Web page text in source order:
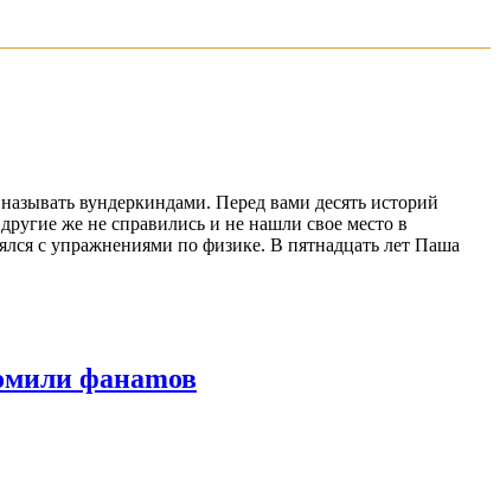
вундеркиндами. Перед вами десять историй
же не справились и не нашли свое место в
с упражнениями по физике. В пятнадцать лет Паша
фанаmов